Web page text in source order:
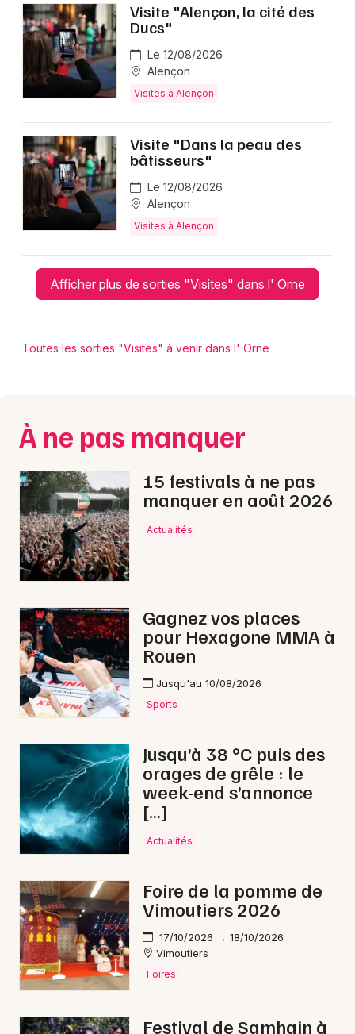
Visite "Alençon, la cité des
Ducs"
Le 12/08/2026
Alençon
Visites à Alençon
Visite "Dans la peau des
bâtisseurs"
Le 12/08/2026
Alençon
Visites à Alençon
Afficher plus de sorties "Visites" dans l' Orne
Toutes les sorties "Visites" à venir dans l' Orne
À ne pas manquer
15 festivals à ne pas
manquer en août 2026
Actualités
Gagnez vos places
pour Hexagone MMA à
Rouen
Jusqu'au 10/08/2026
Sports
Jusqu’à 38 °C puis des
orages de grêle : le
week-end s’annonce
[…]
Actualités
Foire de la pomme de
Vimoutiers 2026
17/10/2026 → 18/10/2026
Vimoutiers
Foires
Festival de Samhain à